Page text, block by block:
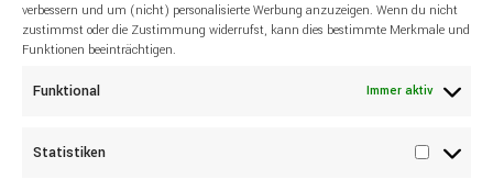
verbessern und um (nicht) personalisierte Werbung anzuzeigen. Wenn du nicht
zustimmst oder die Zustimmung widerrufst, kann dies bestimmte Merkmale und
Funktionen beeinträchtigen.
Funktional Immer aktiv
Statistiken
04182390 Fitting